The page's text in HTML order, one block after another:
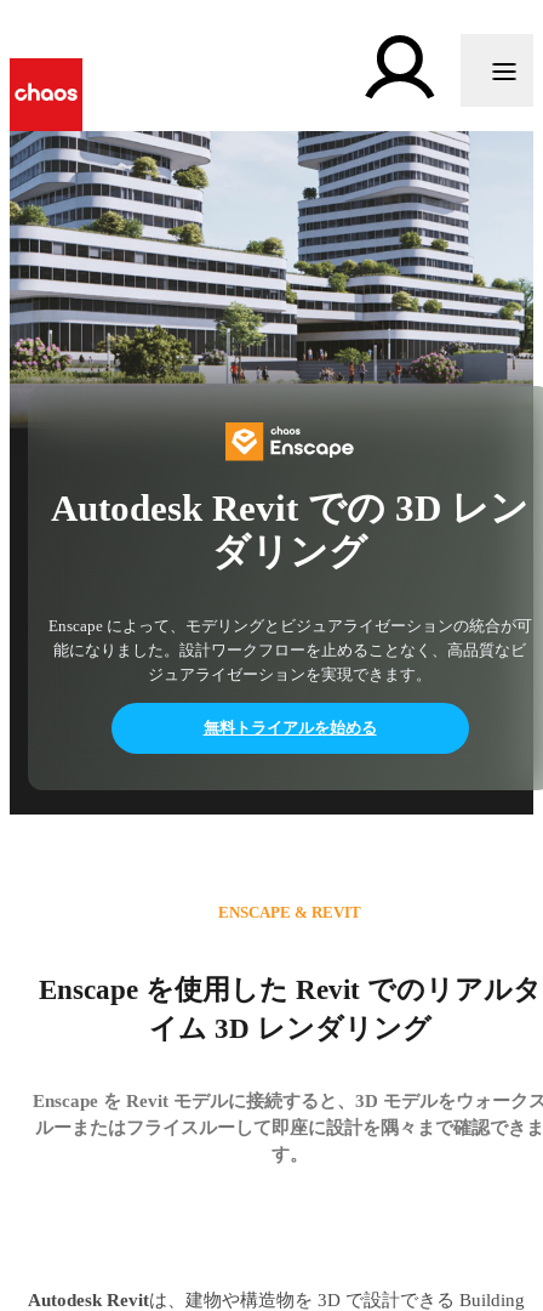
Autodesk Revit での 3D レン
ダリング
Enscape によって、モデリングとビジュアライゼーションの統合が可
能になりました。設計ワークフローを止めることなく、高品質なビ
ジュアライゼーションを実現できます。
無料トライアルを始める
Enscape を使用した Revit でのリアルタ
イム 3D レンダリング
ENSCAPE & REVIT
Enscape を Revit モデルに接続すると、3D モデルをウォーク
ルーまたはフライスルーして即座に設計を隅々まで確認できま
す。
Autodesk Revitは、建物や構造物を 3D で設計できる Building